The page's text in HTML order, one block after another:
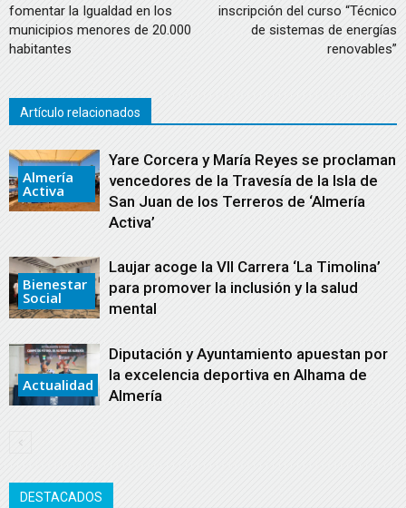
fomentar la Igualdad en los
municipios menores de 20.000
habitantes
inscripción del curso “Técnico
de sistemas de energías
renovables”
Artículo relacionados
Almería
Activa
Yare Corcera y María Reyes se proclaman
vencedores de la Travesía de la Isla de
San Juan de los Terreros de ‘Almería
Activa’
Bienestar
Social
Laujar acoge la VII Carrera ‘La Timolina’
para promover la inclusión y la salud
mental
Actualidad
Diputación y Ayuntamiento apuestan por
la excelencia deportiva en Alhama de
Almería
DESTACADOS